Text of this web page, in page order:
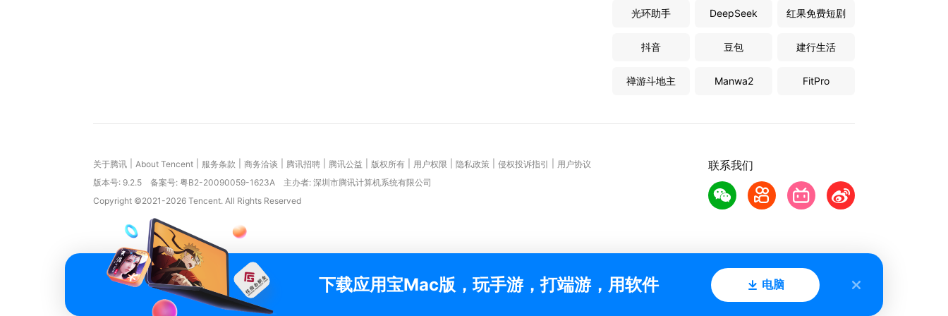
光环助手 DeepSeek 红果免费短剧
抖音 豆包 建行生活
禅游斗地主 Manwa2 FitPro
联系我们
关于腾讯 About Tencent 服务条款 商务洽谈 腾讯招聘 腾讯公益 版权所有 用户权限 隐私政策 侵权投诉指引
用户协议
版本号: 9.2.5 备案号: 粤B2-20090059-1623A
主办者: 深圳市腾讯计算机系统有限公司
Copyright ©2021-2026 Tencent. All Rights Reserved
下载应用宝Mac版，玩手游，打端游，用软件 电脑